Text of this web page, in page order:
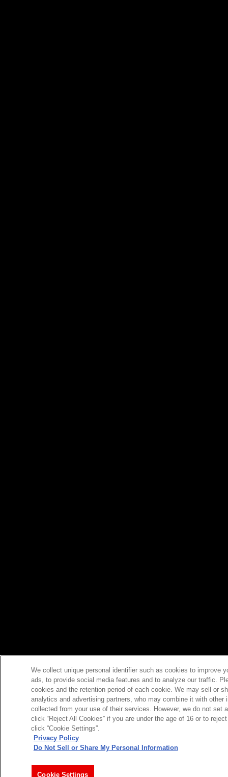
We collect unique personal identifier such as cookies to improve
ads, to provide social media features and to analyze our traffic.
cookies and the retention period of each cookie. We may sell or
analytics and advertising partners, who may combine it with
collected from your use of their services. However, we do not set
click “Reject All Cookies” if you are under the age of 16 or to
click “Cookie Settings”.
Privacy Policy
Do Not Sell or Share My Personal Information
Cookie Settings